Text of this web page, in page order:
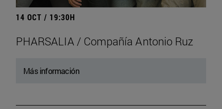
14 OCT / 19:30H
PHARSALIA / Compañía Antonio Ruz
Más información